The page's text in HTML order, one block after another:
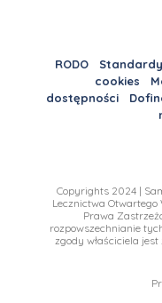
RODO
cookies
dostępności
Copyrights 2024 |
Lecznictwa
Prawa
rozpowszechnianie
zgody właściciela